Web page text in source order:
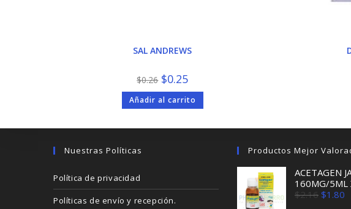
SAL ANDREWS
$0.26 El
precio
original
era:
$0.26.
$0.25precio
actual
es:
$0.25.
Añadir al carrito
Nuestras Políticas
Política de privacidad
Políticas de envío y recepción.
Productos Mejor
ACETAGEN
160MG/5ML
$2.16 El
precio
$1.80